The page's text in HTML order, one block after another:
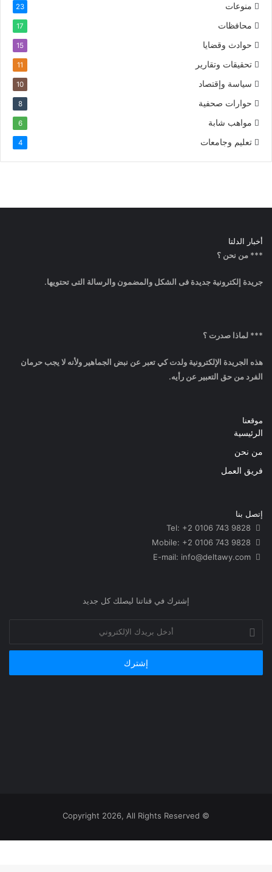
منوعات 23
محافظات 17
حوادث وقضايا 15
تحقيقات وتقارير 11
سياسة وإقتصاد 10
حوارات صحفية 8
مواهب شابة 6
تعليم وجامعات 4
أخبار الدلتا
*** من نحن ؟
جريدة إلكترونية جديدة فى الشكل والمضمون والرسالة التى تحتويها.
*** لماذا صدرت ؟
هذه الجريدة الإلكترونية ولدت كي تعبر عن نبض الجماهير ولأنه لا يجب حرمان
الفرد من حق التعبير عن رأيه.
موقعنا
الرئيسية
من نحن
فريق العمل
إتصل بنا
info@deltawy.com
إشترك في قناتنا ليصلك كل جديد
بريدك
الإلكتروني
© Copyright 2026, All Rights Reserved